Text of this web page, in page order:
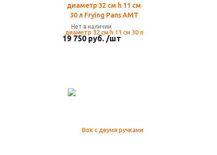
диаметр 32 см h 11 см
30 л Frying Pans AMT
Нет в наличии
19 750 руб. /шт